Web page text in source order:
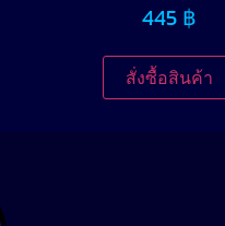
445 ฿
สั่งซื้อสินค้า